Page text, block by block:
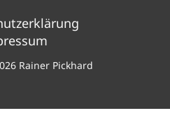
Rainer Pickhard